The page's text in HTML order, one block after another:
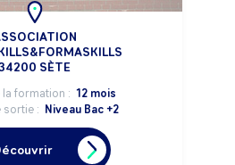
SÈTE
la formation : 12 mois
sortie : Niveau Bac +2